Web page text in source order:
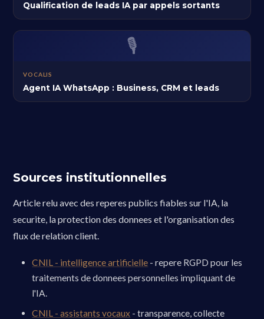
Qualification de leads IA par appels sortants
🎙️
VOCALIS
Agent IA WhatsApp : Business, CRM et leads
Sources institutionnelles
Article relu avec des reperes publics fiables sur l'IA, la
securite, la protection des donnees et l'organisation des
flux de relation client.
CNIL - intelligence artificielle - repere RGPD pour les
traitements de donnees personnelles impliquant de
l'IA.
CNIL - assistants vocaux - transparence, collecte